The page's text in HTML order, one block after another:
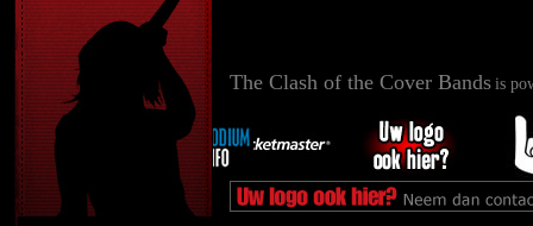
The Clash of the Cover Bands is